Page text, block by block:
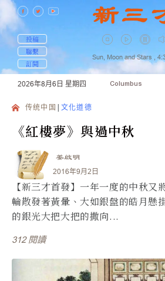
投稿
聯繫
訂閱
Sun, Moon and Stars ,
2026年8月6日 星期四 Columbus
传统中国 文化道德
《紅樓夢》與過中秋
姜啟明
2016年9月2日
【新三才首發】一年一度的中秋又
輪散發著黃暈、大如銀盤的皓月懸
的銀光大把大把的撒向...
312 閱讀